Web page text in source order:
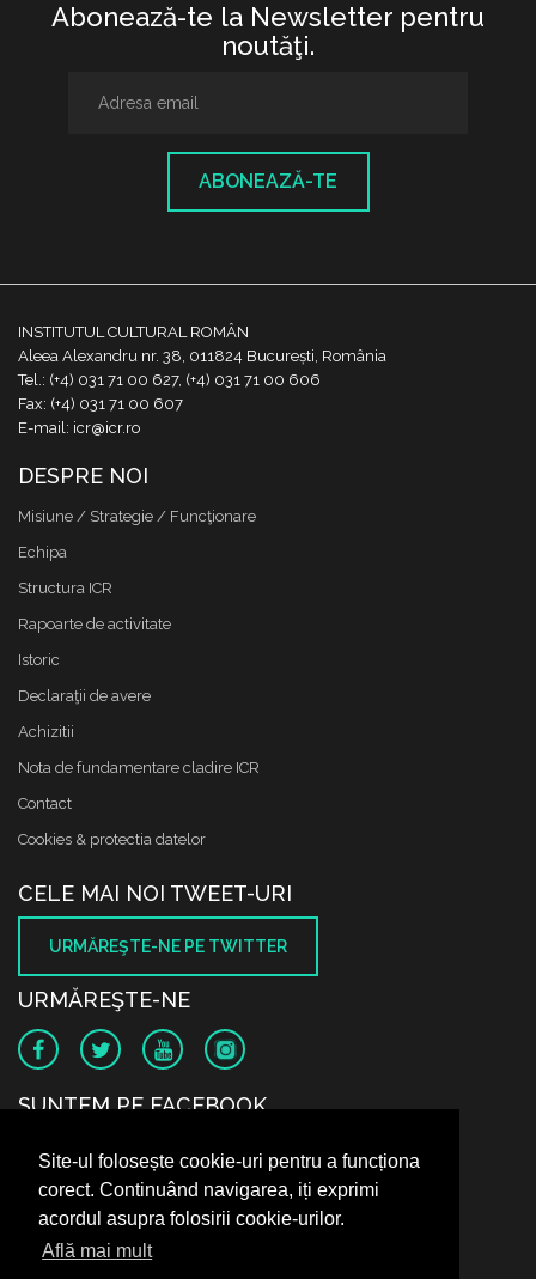
Site-ul folosește cookie-uri pentru a funcționa
corect. Continuând navigarea, iți exprimi
acordul asupra folosirii cookie-urilor.
Află mai mult
Abonează-te la Newsletter pentru
noutăţi.
ABONEAZĂ-TE
INSTITUTUL CULTURAL ROMÂN
Aleea Alexandru nr. 38, 011824 București, România
Tel.: (+4) 031 71 00 627, (+4) 031 71 00 606
Fax: (+4) 031 71 00 607
E-mail: icr@icr.ro
DESPRE NOI
Misiune / Strategie / Funcţionare
Echipa
Structura ICR
Rapoarte de activitate
Istoric
Declaraţii de avere
Achizitii
Nota de fundamentare cladire ICR
Contact
Cookies & protectia datelor
CELE MAI NOI TWEET-URI
URMĂREŞTE-NE PE TWITTER
URMĂREŞTE-NE
SUNTEM PE FACEBOOK